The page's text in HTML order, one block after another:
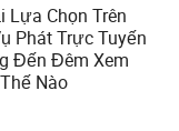
Lựa Chọn Trên
Phát Trực Tuyến
Đến Đêm Xem
Nào